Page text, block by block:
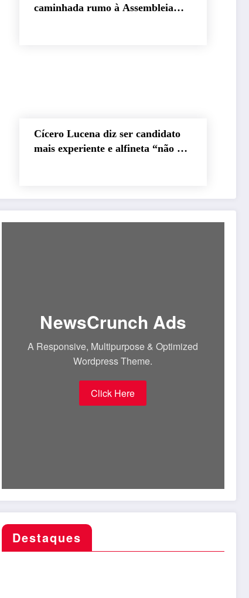
caminhada rumo à Assembleia
Cícero Lucena diz ser candidato
mais experiente e alfineta “não é
NewsCrunch Ads
A Responsive, Multipurpose & Optimized
Wordpress Theme.
Click Here
Destaques